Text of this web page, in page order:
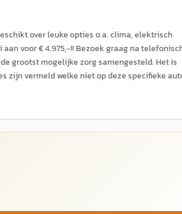
over leuke opties o.a. clima, elektrisch
voor € 4.975,-!! Bezoek graag na
grootst mogelijke zorg samengesteld. Het is
vermeld welke niet op deze specifieke